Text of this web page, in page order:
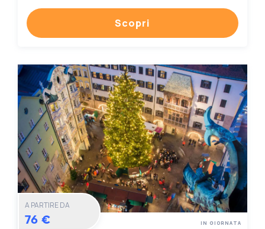
Scopri
A PARTIRE DA
76 € IN GIORNATA